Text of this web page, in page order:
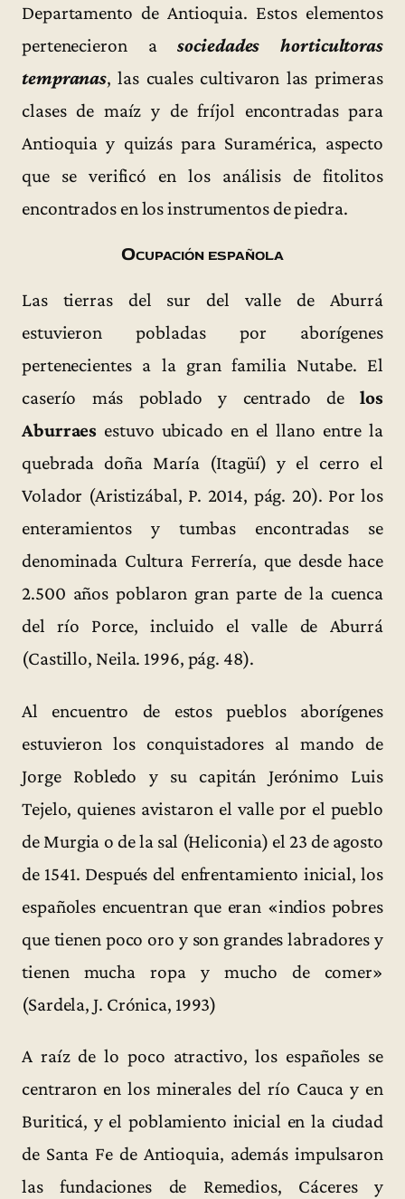
Departamento de Antioquia. Estos elementos
pertenecieron asociedades horticultoras
tempranas, las cuales cultivaron las primeras
clases de maíz y de fríjol encontradas para
Antioquia y quizás para Suramérica, aspecto
que se verificó en los análisis de fitolitos
encontrados en los instrumentos de piedra.
Ocupación española
Las tierras del sur del valle de Aburrá
estuvieron pobladas por aborígenes
pertenecientes a la gran familia Nutabe. El
caserío más poblado y centrado delos
Aburraes estuvo ubicado en el llano entre la
quebrada doña María (Itagüí) y el cerro el
Volador (Aristizábal, P. 2014, pág. 20). Por los
enteramientos y tumbas encontradas se
denominada Cultura Ferrería, que desde hace
2.500 años poblaron gran parte de la cuenca
del río Porce, incluido el valle de Aburrá
(Castillo, Neila. 1996, pág. 48).
Al encuentro de estos pueblos aborígenes
estuvieron los conquistadores al mando de
Jorge Robledo y su capitán Jerónimo Luis
Tejelo, quienes avistaron el valle por el pueblo
de Murgia o de la sal (Heliconia) el 23 de agosto
de 1541. Después del enfrentamiento inicial, los
españoles encuentran que eran «indios pobres
que tienen poco oro y son grandes labradores y
tienen mucha ropa y mucho de comer»
(Sardela, J. Crónica, 1993)
A raíz de lo poco atractivo, los españoles se
centraron en los minerales del río Cauca y en
Buriticá, y el poblamiento inicial en la ciudad
de Santa Fe de Antioquia, además impulsaron
las fundaciones de Remedios, Cáceres y